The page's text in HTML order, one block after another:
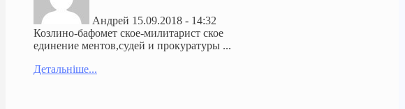
Андрей 15.09.2018 - 14:32
Козлино-бафомет ское-милитарист ское
единение ментов,судей и прокуратуры ...
Детальніше...